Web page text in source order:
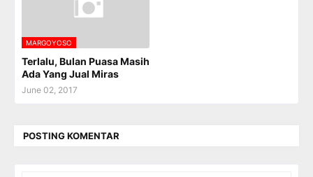
MARGOYOSO
Terlalu, Bulan Puasa Masih
Ada Yang Jual Miras
June 02, 2017
POSTING KOMENTAR